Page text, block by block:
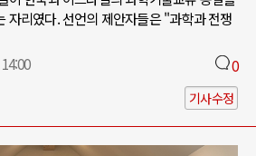
자리였다. 선언의 제안자들은 "과학과 전쟁
0
기사수정